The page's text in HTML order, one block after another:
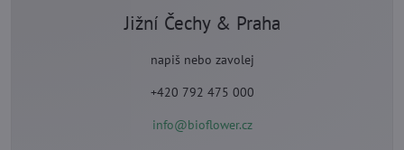
Jižní Čechy & Praha
napiš nebo zavolej
+420 792 475 000
info@bioflower.cz